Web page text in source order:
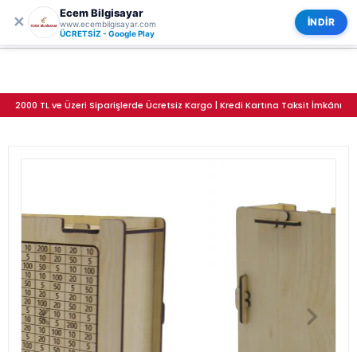
✕
Ecem Bilgisayar
www.ecembilgisayar.com
ÜCRETSİZ - Google Play
İNDİR
2000 TL ve Üzeri Siparişlerde Ücretsiz Kargo | Kredi Kartına Taksit İmkânı
0
ECEM BİLGİSAYAR
Hedef Kumbara Büyük Boy
Kategoriler